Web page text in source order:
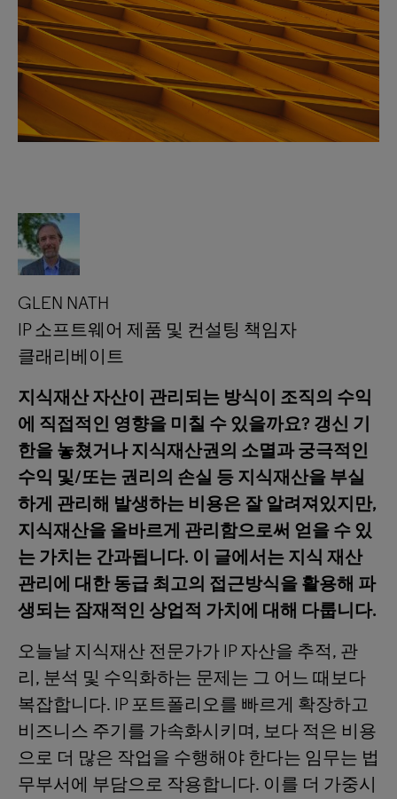
GLEN NATH
IP 소프트웨어 제품 및 컨설팅 책임자
클래리베이트
지식재산 자산이 관리되는 방식이 조직의 수익
에 직접적인 영향을 미칠 수 있을까요? 갱신 기
한을 놓쳤거나 지식재산권의 소멸과 궁극적인
수익 및/또는 권리의 손실 등 지식재산을 부실
하게 관리해 발생하는 비용은 잘 알려져있지만,
지식재산을 올바르게 관리함으로써 얻을 수 있
는 가치는 간과됩니다. 이 글에서는 지식 재산
관리에 대한 동급 최고의 접근방식을 활용해 파
생되는 잠재적인 상업적 가치에 대해 다룹니다.
오늘날 지식재산 전문가가 IP 자산을 추적, 관
리, 분석 및 수익화하는 문제는 그 어느 때보다
복잡합니다. IP 포트폴리오를 빠르게 확장하고
비즈니스 주기를 가속화시키며, 보다 적은 비용
으로 더 많은 작업을 수행해야 한다는 임무는 법
무부서에 부담으로 작용합니다. 이를 더 가중시